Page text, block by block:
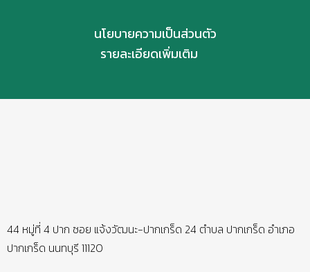
นโยบายความเป็นส่วนตัว
รายละเอียดเพิ่มเติม
44 หมู่ที่ 4 ปาก ซอย แจ้งวัฒนะ-ปากเกร็ด 24 ตำบล ปากเกร็ด อำเภอ
ปากเกร็ด นนทบุรี 11120